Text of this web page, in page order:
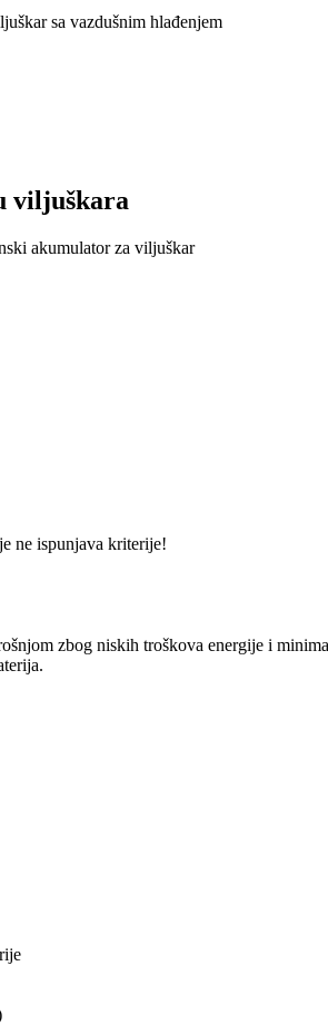
viljuškara
akumulator za viljuškar
ne ispunjava kriterije!
zbog niskih troškova energije i